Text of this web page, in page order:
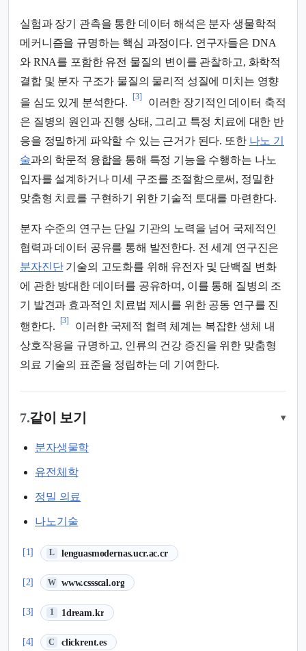
실험과 장기 관측을 통한 데이터 해석은 분자 생물학적
메커니즘을 규명하는 핵심 과정이다. 연구자들은 DNA
와 RNA를 포함한 유전 물질의 변이를 관찰하고, 화학적
결합 및 분자 구조가 물질의 물리적 성질에 미치는 영향
을 심도 있게 분석한다.
[3]
이러한 장기적인 데이터 축적
은 질병의 원인과 진행 상태, 그리고 특정 치료에 대한 반
응을 정밀하게 파악할 수 있는 근거가 된다. 또한 나노 기
술과의 학문적 융합을 통해 특정 기능을 수행하는 나노
입자를 설계하거나 미세 구조를 조절함으로써, 정밀한
맞춤형 치료를 구현하기 위한 기술적 토대를 마련한다.
분자 수준의 연구는 단일 기관의 노력을 넘어 국제적인
협력과 데이터 공유를 통해 발전한다. 전 세계 연구진은
분자진단기술의 고도화를 위해 유전자 및 단백질 변화
에 관한 방대한 데이터를 공유하며, 이를 통해 질병의 조
기 발견과 효과적인 치료법 제시를 위한 공동 연구를 진
행한다.
[3]
이러한 국제적 협력 체계는 복잡한 생체 내
상호작용을 규명하고, 인류의 건강 증진을 위한 맞춤형
의료 기술의 표준을 정립하는 데 기여한다.
7.같이 보기 ▾
분자생물학
유전체학
정밀 의료
나노기술
[1] L lenguasmodernas.ucr.ac.cr
(새 탭에서 열림)
[2] W www.cssscal.org
(새 탭에서 열림)
[3] 1 1dream.kr
(새 탭에서 열림)
[4] C clickrent.es
(새 탭에서 열림)